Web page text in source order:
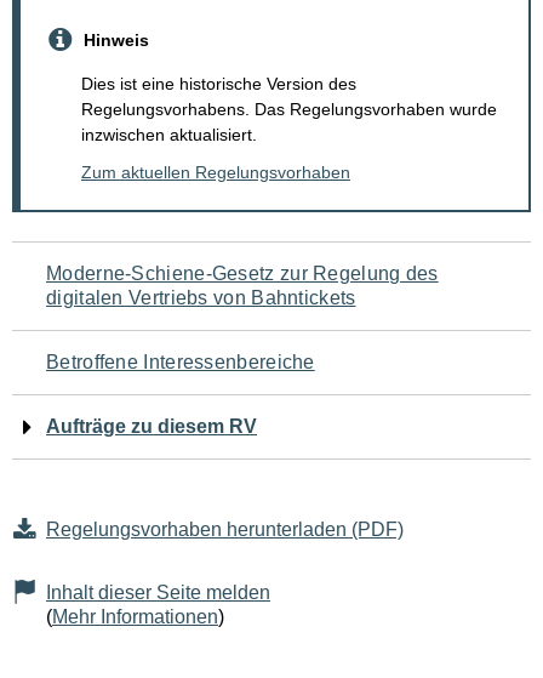
Hinweis
Dies ist eine historische Version des
Regelungsvorhabens. Das Regelungsvorhaben wurde
inzwischen aktualisiert.
Zum aktuellen Regelungsvorhaben
Navigation
für
den
Seiteninhalt
Moderne-Schiene-Gesetz zur Regelung des
digitalen Vertriebs von Bahntickets
Betroffene Interessenbereiche
Aufträge zu diesem RV
Regelungsvorhaben herunterladen (PDF)
Inhalt dieser Seite melden
(Mehr Informationen)